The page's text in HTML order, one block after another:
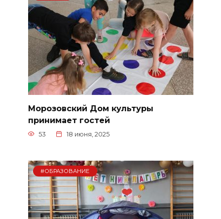
Морозовский Дом культуры
принимает гостей
53 18 июня, 2025
#ОБРАЗОВАНИЕ